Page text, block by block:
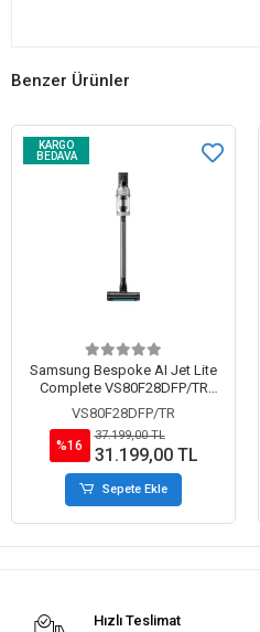
Benzer Ürünler
KARGO
BEDAVA
Samsung Bespoke AI Jet Lite
Complete VS80F28DFP/TR
Islak Kuru Şarjlı Dikey Süpürge
VS80F28DFP/TR
%16
37.199,00 TL
31.199,00 TL
Sepete Ekle
Hızlı Teslimat